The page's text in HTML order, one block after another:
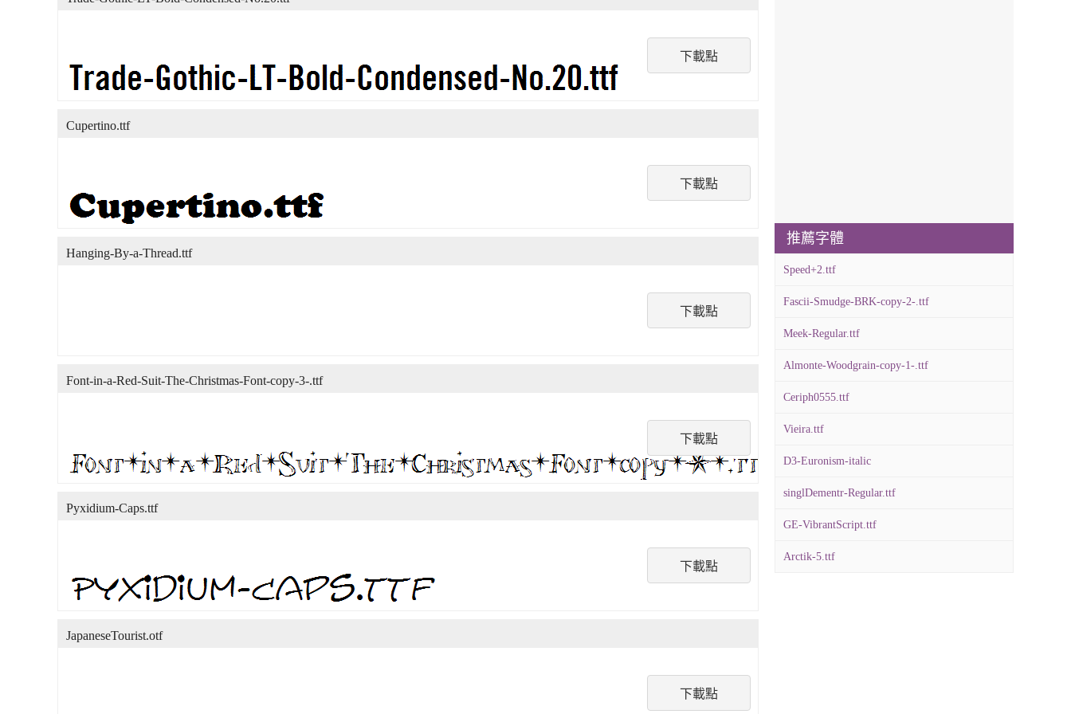
下載點
下載點
Cupertino.ttf
下載點
Hanging-By-a-Thread.ttf
下載點
Font-in-a-Red-Suit-The-Christmas-Font-copy-3-.ttf
下載點
Pyxidium-Caps.ttf
下載點
JapaneseTourist.otf
推薦字體
Speed+2.ttf
Fascii-Smudge-BRK-copy-2-.ttf
Meek-Regular.ttf
Almonte-Woodgrain-copy-1-.ttf
Ceriph0555.ttf
Vieira.ttf
D3-Euronism-italic
singlDementr-Regular.ttf
GE-VibrantScript.ttf
Arctik-5.ttf